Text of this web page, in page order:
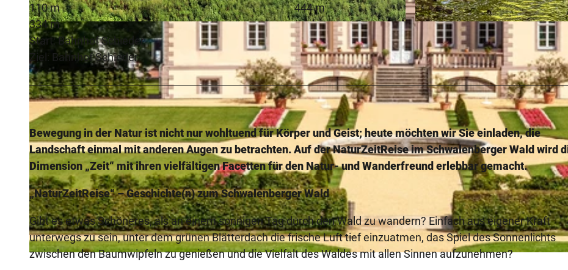
© Rüdiger Haase | CC-BY-SA
© Naturpark Teutoburger Wald / Eggegebirge | CC-BY-SA © Teutoburger Wald Tourismus, D. Ketz | CC-BY-SA
110 m
444 m
334 m
Start: Bahnhof Schieder
Ziel: Bahnhof Schieder
Bewegung in der Natur ist nicht nur wohltuend für Körper und Geist; heute möchten wir Sie einladen, die
Landschaft einmal mit anderen Augen zu betrachten. Auf der NaturZeitReise im Schwalenberger Wald wird
Dimension „Zeit“ mit ihren vielfältigen Facetten für den Natur- und Wanderfreund erlebbar gemacht.
„NaturZeitReise“ – Geschichte(n) zum Schwalenberger Wald
Gibt es etwas Schöneres, als an einem sonnigen Tag durch den Wald zu wandern? Einfach aus eigener Kraft
unterwegs zu sein, unter dem grünen Blätterdach die frische Luft tief einzuatmen, das Spiel des Sonnenlichts
zwischen den Baumwipfeln zu genießen und die Vielfalt des Waldes mit allen Sinnen aufzunehmen?